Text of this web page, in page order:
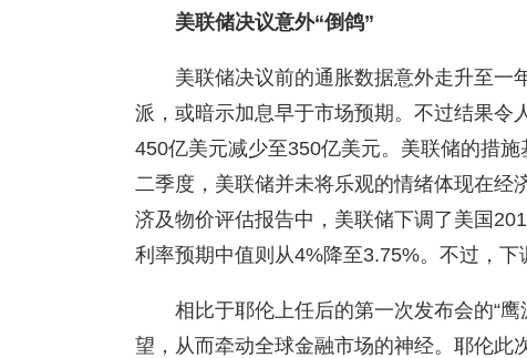
美联储决议意外“倒鸽”
美联储决议前的通胀数据意外走升至一
派，或暗示加息早于市场预期。不过结果令
450亿美元减少至350亿美元。美联储的措
二季度，美联储并未将乐观的情绪体现在
济及物价评估报告中，美联储下调了美国
利率预期中值则从4%降至3.75%。不过，下
相比于耶伦上任后的第一次发布会的“
望，从而牵动全球金融市场的神经。耶伦此